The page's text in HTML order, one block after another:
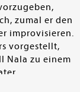
zumal er den
improvisieren.
vorgestellt,
Nala zu einem